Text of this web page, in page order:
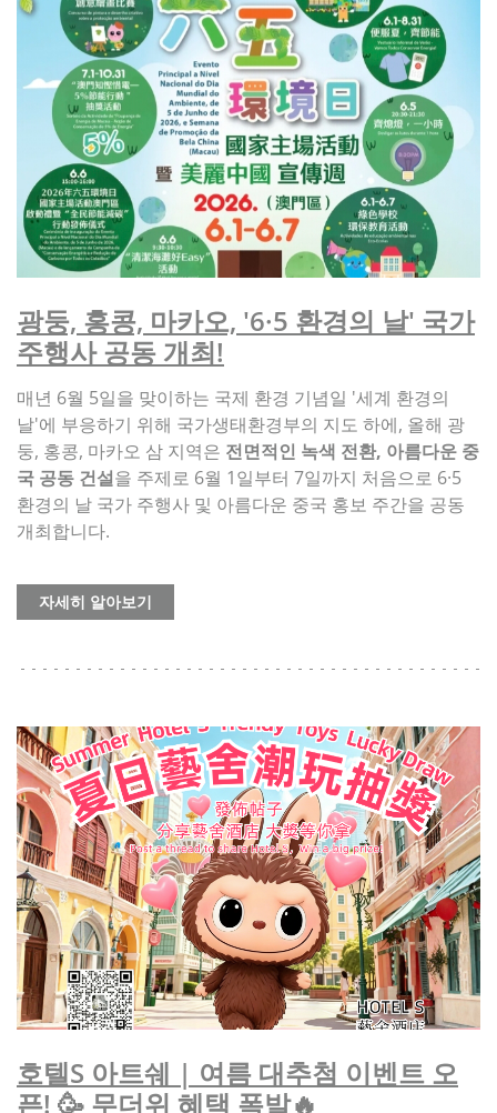
광둥, 홍콩, 마카오, '6·5 환경의 날' 국가
주행사 공동 개최!
매년 6월 5일을 맞이하는 국제 환경 기념일 '세계 환경의
날'에 부응하기 위해 국가생태환경부의 지도 하에, 올해 광
둥, 홍콩, 마카오 삼 지역은 전면적인 녹색 전환, 아름다운 중
국 공동 건설을 주제로 6월 1일부터 7일까지 처음으로 6·5
환경의 날 국가 주행사 및 아름다운 중국 홍보 주간을 공동
개최합니다.
자세히 알아보기
호텔S 아트쉐 | 여름 대추첨 이벤트 오
픈! 🥳 무더위 혜택 폭발🔥